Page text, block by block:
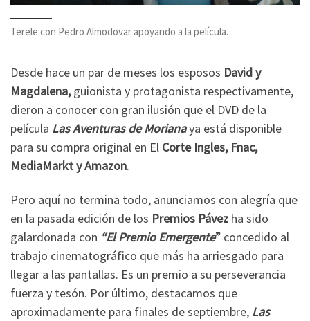
Terele con Pedro Almodovar apoyando a la película.
Desde hace un par de meses los esposos David y
Magdalena,guionista y protagonista respectivamente,
dieron a conocer con gran ilusión que el DVD de la
película Las Aventuras de Morianaya está disponible
para su compra original en El Corte Ingles, Fnac,
MediaMarkt y Amazon.
Pero aquí no termina todo, anunciamos con alegría que
en la pasada edición de los Premios Pávez ha sido
galardonada con “El Premio Emergente” concedido al
trabajo cinematográfico que más ha arriesgado para
llegar a las pantallas. Es un premio a su perseverancia
fuerza y tesón. Por último, destacamos que
aproximadamente para finales de septiembre, Las